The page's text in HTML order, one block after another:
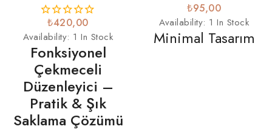
₺420,00
Availability: 1 In Stock
Fonksiyonel
Çekmeceli
Düzenleyici –
Pratik & Şık
Saklama Çözümü
₺95,00
Availability: 1 In Stock
Minimal Tasarım